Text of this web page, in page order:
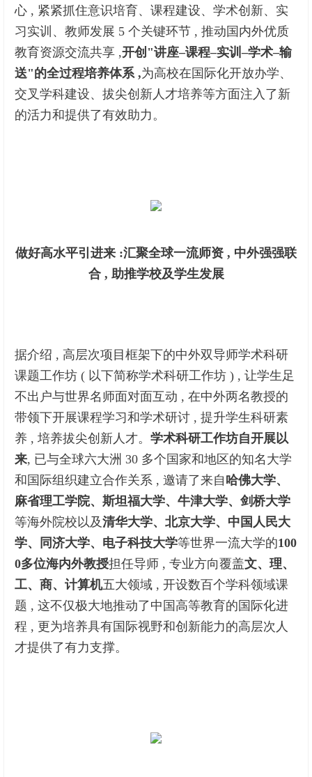
心 , 紧紧抓住意识培育、课程建设、学术创新、实
习实训、教师发展 5 个关键环节 , 推动国内外优质
教育资源交流共享 ,开创 "讲座–课程–实训–学术–输
送"的全过程培养体系 ,为高校在国际化开放办学、
交叉学科建设、拔尖创新人才培养等方面注入了新
的活力和提供了有效助力。
做好高水平引进来 :汇聚全球一流师资 , 中外强强联
合 , 助推学校及学生发展
据介绍 , 高层次项目框架下的中外双导师学术科研
课题工作坊 ( 以下简称学术科研工作坊 ) , 让学生足
不出户与世界名师面对面互动 , 在中外两名教授的
带领下开展课程学习和学术研讨 , 提升学生科研素
养 , 培养拔尖创新人才。 学术科研工作坊自开展以
来, 已与全球六大洲 30 多个国家和地区的知名大学
和国际组织建立合作关系 , 邀请了来自 哈佛大学、
麻省理工学院、斯坦福大学、牛津大学、剑桥大学
等海外院校以及清华大学、北京大学、中国人民大
学、同济大学、电子科技大学等世界一流大学的100
0多位海内外教授担任导师 , 专业方向覆盖文、理、
工、商、计算机五大领域 , 开设数百个学科领域课
题 , 这不仅极大地推动了中国高等教育的国际化进
程 , 更为培养具有国际视野和创新能力的高层次人
才提供了有力支撑。